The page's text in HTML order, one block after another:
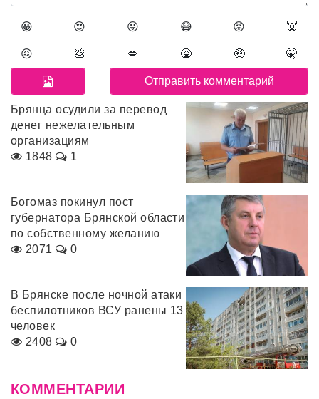
😀 😍 😛 😷 😡 👿
😖 💩 💋 🤮 🤑 🤫
Брянца осудили за перевод
денег нежелательным
организациям
1848
1
Богомаз покинул пост
губернатора Брянской области
по собственному желанию
2071
0
В Брянске после ночной атаки
беспилотников ВСУ ранены 13
человек
2408
0
КОММЕНТАРИИ